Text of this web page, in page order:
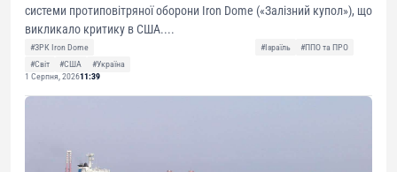
системи протиповітряної оборони Iron Dome («Залізний купол»), що
викликало критику в США....
#ЗРК Iron Dome #Ізраїль
#ППО та ПРО
#Світ
#США
#Україна
1 Серпня, 202611:39